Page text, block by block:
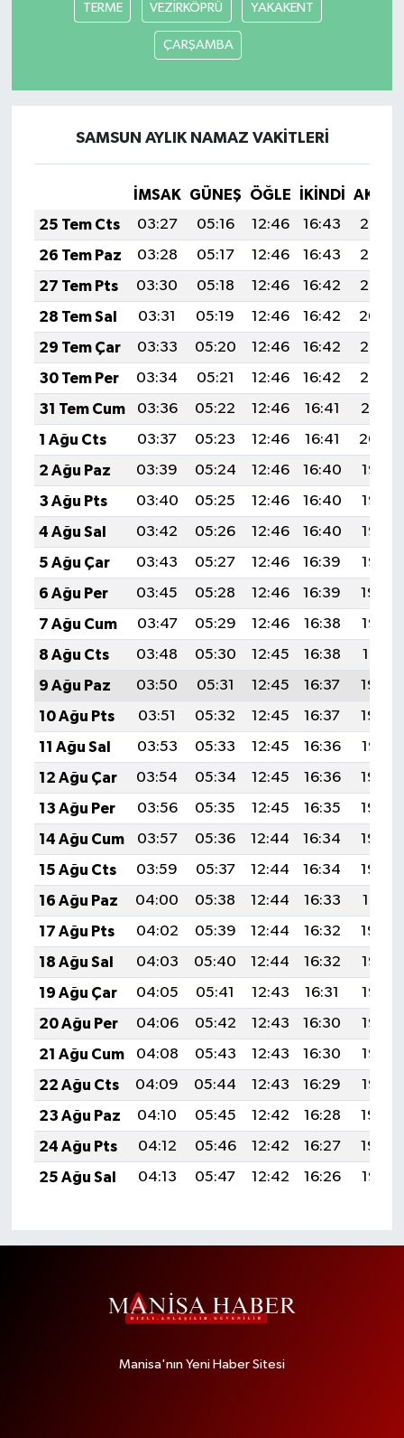
TERME VEZİRKÖPRÜ YAKAKENT
ÇARŞAMBA
SAMSUN AYLIK NAMAZ VAKITLERI
İMSAK GÜNEŞ ÖĞLE İKINDI
25 Tem Cts
03:27 05:16 12:46 16:43
20:07
26 Tem Paz
03:28 05:17 12:46 16:43
20:06
27 Tem Pts
03:30 05:18 12:46 16:42
20:05
28 Tem Sal
03:31 05:19 12:46 16:42
20:04
29 Tem Çar
03:33 05:20 12:46 16:42
20:03
30 Tem Per
03:34 05:21 12:46 16:42
20:02
31 Tem Cum
03:36 05:22 12:46 16:41
20:01
1 Ağu Cts
03:37 05:23 12:46 16:41
20:00
2 Ağu Paz
03:39 05:24 12:46 16:40
19:58
3 Ağu Pts
03:40 05:25 12:46 16:40
19:57
4 Ağu Sal
03:42 05:26 12:46 16:40
19:56
5 Ağu Çar
03:43 05:27 12:46 16:39
19:55
6 Ağu Per
03:45 05:28 12:46 16:39
19:54
7 Ağu Cum
03:47 05:29 12:46 16:38
19:53
8 Ağu Cts
03:48 05:30 12:45 16:38
19:51
9 Ağu Paz
03:50 05:31 12:45 16:37
19:50
10 Ağu Pts
03:51 05:32 12:45 16:37
19:49
11 Ağu Sal
03:53 05:33 12:45 16:36
19:47
12 Ağu Çar
03:54 05:34 12:45 16:36
19:46
13 Ağu Per
03:56 05:35 12:45 16:35
19:45
14 Ağu Cum
03:57 05:36 12:44 16:34
19:43
15 Ağu Cts
03:59 05:37 12:44 16:34
19:42
16 Ağu Paz
04:00 05:38 12:44 16:33
19:41
17 Ağu Pts
04:02 05:39 12:44 16:32
19:39
18 Ağu Sal
04:03 05:40 12:44 16:32
19:38
19 Ağu Çar
04:05 05:41 12:43 16:31
19:36
20 Ağu Per
04:06 05:42 12:43 16:30
19:35
21 Ağu Cum
04:08 05:43 12:43 16:30
19:33
22 Ağu Cts
04:09 05:44 12:43 16:29
19:32
23 Ağu Paz
04:10 05:45 12:42 16:28
19:30
24 Ağu Pts
04:12 05:46 12:42 16:27
19:29
25 Ağu Sal
04:13 05:47 12:42 16:26 19:27
Manisa'nın Yeni Haber Sitesi